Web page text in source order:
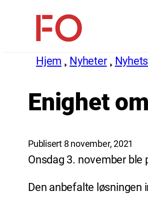
innholdFO
Hjem Nyheter
Enighet
Publisert 8 november, 2021
Onsdag 3. november
Den anbefalte løsningen